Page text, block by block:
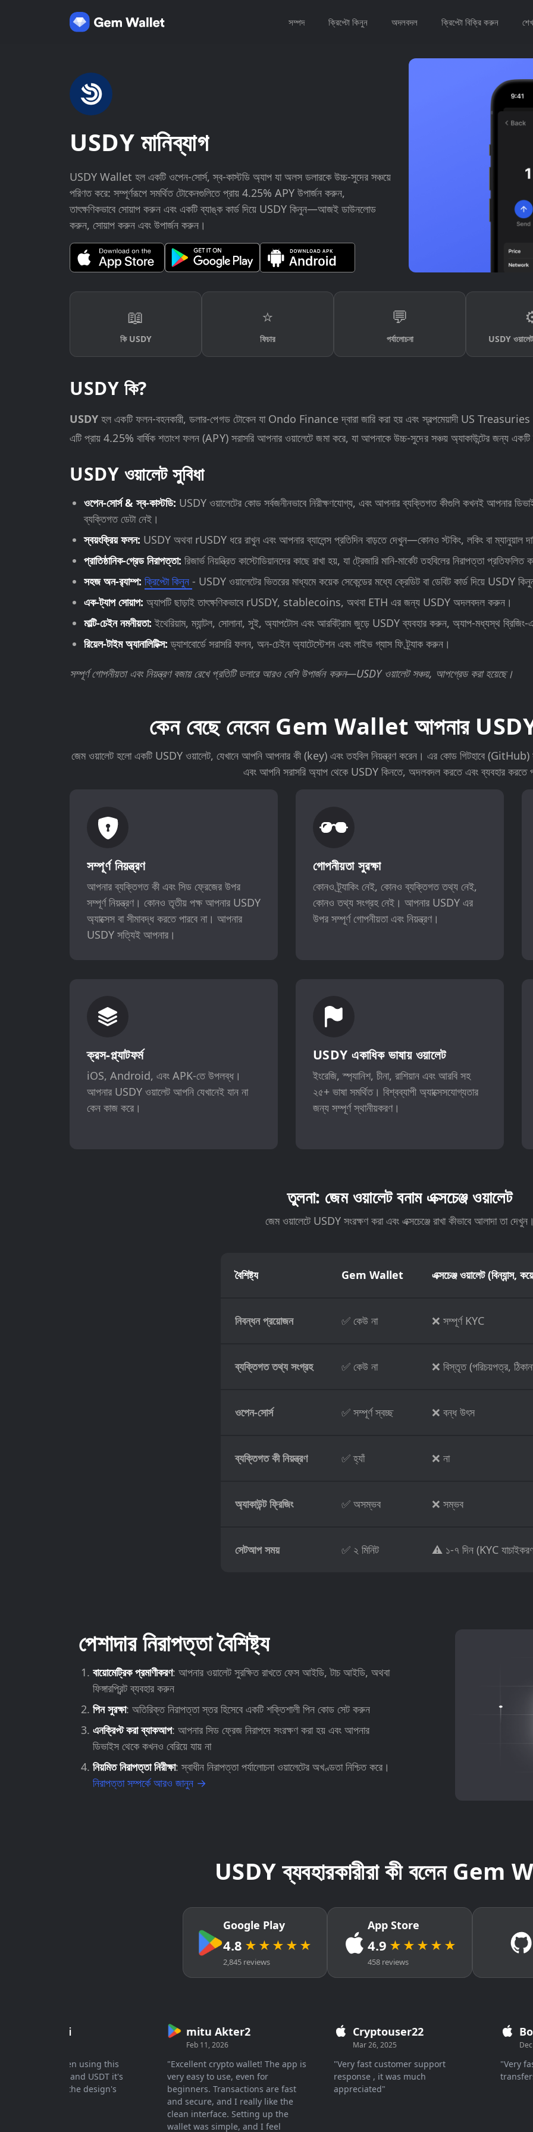
সম্পদ ক্রিপ্টো কিনুন অদলবদল ক্রিপ্টো বিক্রি করুন
USDY মানিব্যাগ
USDY Wallet হল একটি ওপেন-সোর্স, স্ব-কাস্টডি অ্যাপ যা অলস ডলারকে উচ্চ-সুদের সঞ্চয়ে
পরিণত করে: সম্পূর্ণরূপে সমর্থিত টোকেনগুলিতে প্রায় 4.25% APY উপার্জন করুন,
তাৎক্ষণিকভাবে সোয়াপ করুন এবং একটি ব্যাঙ্ক কার্ড দিয়ে USDY কিনুন—আজই ডাউনলোড
করুন, সোয়াপ করুন এবং উপার্জন করুন।
📖
কি USDY
⭐
ফিচার
💬
পর্যালোচনা USDY
USDY কি?
USDYহল একটি ফলন-বহনকারী, ডলার-পেগড টোকেন যা Ondo Finance দ্বারা জারি করা হয় এবং স্বল্পমেয়াদী US Treasuries
এটি প্রায় 4.25% বার্ষিক শতাংশ ফলন (APY) সরাসরি আপনার ওয়ালেটে জমা করে, যা আপনাকে উচ্চ-সুদের সঞ্চয় অ্যাকাউন্টের জন্য একটি
USDY ওয়ালেট সুবিধা
ওপেন-সোর্স & স্ব-কাস্টডি: USDY ওয়ালেটের কোড সর্বজনীনভাবে নিরীক্ষণযোগ্য, এবং আপনার ব্যক্তিগত কীগুলি কখনই আপনার
ব্যক্তিগত ডেটা নেই।
স্বয়ংক্রিয় ফলন: USDY অথবা rUSDY ধরে রাখুন এবং আপনার ব্যালেন্স প্রতিদিন বাড়তে দেখুন—কোনও স্টকিং, লকিং বা ম্যানুয়াল
প্রাতিষ্ঠানিক-গ্রেড নিরাপত্তা: রিজার্ভ নিয়ন্ত্রিত কাস্টোডিয়ানদের কাছে রাখা হয়, যা ট্রেজারি মানি-মার্কেট তহবিলের নিরাপত্তা
সহজ অন-র‍্যাম্প: ক্রিপ্টো কিনুন - USDY ওয়ালেটের ভিতরের মাধ্যমে কয়েক সেকেন্ডের মধ্যে ক্রেডিট বা ডেবিট কার্ড দিয়ে USDY
এক-ট্যাপ সোয়াপ: অ্যাপটি ছাড়াই তাৎক্ষণিকভাবে rUSDY, stablecoins, অথবা ETH এর জন্য USDY অদলবদল করুন।
মাল্টি-চেইন নমনীয়তা: ইথেরিয়াম, ম্যান্টল, সোলানা, সুই, অ্যাপটোস এবং আরবিট্রাম জুড়ে USDY ব্যবহার করুন, অ্যাপ-মধ্যস্থ ব্রিজিং-
রিয়েল-টাইম অ্যানালিটিক্স:ড্যাশবোর্ডে সরাসরি ফলন, অন-চেইন অ্যাটেস্টেশন এবং লাইভ গ্যাস ফি ট্র্যাক করুন।
সম্পূর্ণ গোপনীয়তা এবং নিয়ন্ত্রণ বজায় রেখে প্রতিটি ডলারে আরও বেশি উপার্জন করুন—USDY ওয়ালেট সঞ্চয়, আপগ্রেড করা হয়েছে।
কেন বেছে নেবেন Gem Wallet আপনার USDY
জেম ওয়ালেট হলো একটি USDY ওয়ালেট, যেখানে আপনি আপনার কী (key) এবং তহবিল নিয়ন্ত্রণ করেন। এর কোড গিটহাবে (GitHub)
এবং আপনি সরাসরি অ্যাপ থেকে USDY কিনতে, অদলবদল করতে এবং ব্যবহার করতে
সম্পূর্ণ নিয়ন্ত্রণ
আপনার ব্যক্তিগত কী এবং সিড ফ্রেজের উপর
সম্পূর্ণ নিয়ন্ত্রণ। কোনও তৃতীয় পক্ষ আপনার USDY
অ্যাক্সেস বা সীমাবদ্ধ করতে পারবে না। আপনার
USDY সত্যিই আপনার।
গোপনীয়তা সুরক্ষা
কোনও ট্র্যাকিং নেই, কোনও ব্যক্তিগত তথ্য নেই,
কোনও তথ্য সংগ্রহ নেই। আপনার USDY এর
উপর সম্পূর্ণ গোপনীয়তা এবং নিয়ন্ত্রণ।
ক্রস-প্ল্যাটফর্ম
iOS, Android, এবং APK-তে উপলব্ধ।
আপনার USDY ওয়ালেট আপনি যেখানেই যান না
কেন কাজ করে।
USDY একাধিক ভাষায় ওয়ালেট
ইংরেজি, স্প্যানিশ, চীনা, রাশিয়ান এবং আরবি সহ
২৫+ ভাষা সমর্থিত। বিশ্বব্যাপী অ্যাক্সেসযোগ্যতার
জন্য সম্পূর্ণ স্থানীয়করণ।
তুলনা: জেম ওয়ালেট বনাম এক্সচেঞ্জ ওয়ালেট
জেম ওয়ালেটে USDY সংরক্ষণ করা এবং এক্সচেঞ্জে রাখা কীভাবে আলাদা তা দেখুন।
বৈশিষ্ট্য Gem Wallet এক্সচেঞ্জ ওয়ালেট (বিন্যান্স,
নিবন্ধন প্রয়োজন ✅ কেউ না ❌ সম্পূর্ণ KYC
ব্যক্তিগত তথ্য সংগ্রহ ✅ কেউ না ❌ বিস্তৃত (পরিচয়পত্র,
ওপেন-সোর্স ✅ সম্পূর্ণ স্বচ্ছ ❌ বন্ধ উৎস
ব্যক্তিগত কী নিয়ন্ত্রণ ✅ হ্যাঁ ❌ না
অ্যাকাউন্ট ফ্রিজিং ✅ অসম্ভব ❌ সম্ভব
সেটআপ সময় ✅ ২ মিনিট ⚠️ ১-৭ দিন (KYC
পেশাদার নিরাপত্তা বৈশিষ্ট্য
বায়োমেট্রিক প্রমাণীকরণ: আপনার ওয়ালেট সুরক্ষিত রাখতে ফেস আইডি, টাচ আইডি, অথবা
ফিঙ্গারপ্রিন্ট ব্যবহার করুন
পিন সুরক্ষা: অতিরিক্ত নিরাপত্তা স্তর হিসেবে একটি শক্তিশালী পিন কোড সেট করুন
এনক্রিপ্ট করা ব্যাকআপ: আপনার সিড ফ্রেজ নিরাপদে সংরক্ষণ করা হয় এবং আপনার
ডিভাইস থেকে কখনও বেরিয়ে যায় না
নিয়মিত নিরাপত্তা নিরীক্ষা: স্বাধীন নিরাপত্তা পর্যালোচনা ওয়ালেটের অখণ্ডতা নিশ্চিত করে।
নিরাপত্তা সম্পর্কে আরও জানুন →
USDY ব্যবহারকারীরা কী বলেন Gem
Google Play
4.8 ★★★★★
2,845 reviews
App Store
4.9 ★★★★★
458 reviews
👍🏻 I've been using this
for Bitcoin and USDT it's
to use, and the design's
mitu Akter2
Feb 11, 2026
"Excellent crypto wallet! The app is
very easy to use, even for
beginners. Transactions are fast
and secure, and I really like the
clean interface. Setting up the
wallet was simple, and I feel
Cryptouser22
Mar 26, 2025
"Very fast customer support
response , it was much
appreciated"
Dec
"Very fast
transfers"